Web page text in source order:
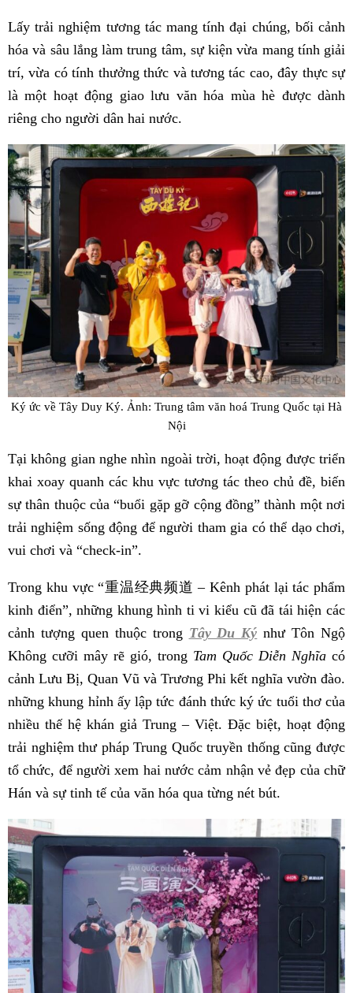
Lấy trải nghiệm tương tác mang tính đại chúng, bối cảnh
hóa và sâu lắng làm trung tâm, sự kiện vừa mang tính giải
trí, vừa có tính thưởng thức và tương tác cao, đây thực sự
là một hoạt động giao lưu văn hóa mùa hè được dành
riêng cho người dân hai nước.
Ký ức về Tây Duy Ký. Ảnh: Trung tâm văn hoá Trung Quốc tại Hà
Nội
Tại không gian nghe nhìn ngoài trời, hoạt động được triển
khai xoay quanh các khu vực tương tác theo chủ đề, biến
sự thân thuộc của “buổi gặp gỡ cộng đồng” thành một nơi
trải nghiệm sống động để người tham gia có thể dạo chơi,
vui chơi và “check-in”.
Trong khu vực “重温经典频道 – Kênh phát lại tác phẩm
kinh điển”, những khung hình ti vi kiểu cũ đã tái hiện các
cảnh tượng quen thuộc trong Tây Du Ký như Tôn Ngộ
Không cưỡi mây rẽ gió, trong Tam Quốc Diễn Nghĩa có
cảnh Lưu Bị, Quan Vũ và Trương Phi kết nghĩa vườn đào.
những khung hỉnh ấy lập tức đánh thức ký ức tuổi thơ của
nhiều thế hệ khán giả Trung – Việt. Đặc biệt, hoạt động
trải nghiệm thư pháp Trung Quốc truyền thống cũng được
tổ chức, để người xem hai nước cảm nhận vẻ đẹp của chữ
Hán và sự tinh tế của văn hóa qua từng nét bút.